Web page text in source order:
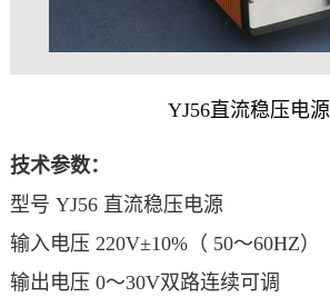
YJ56直流稳压电源
技术参数：
型号 YJ56 直流稳压电源
输入电压 220V±10%（ 50～60HZ）
输出电压 0～30V双路连续可调